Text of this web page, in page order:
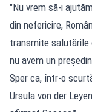
"Nu vrem să-i
din nefericire,
transmite salutările
nu avem un
Sper ca, într-o
Ursula von der